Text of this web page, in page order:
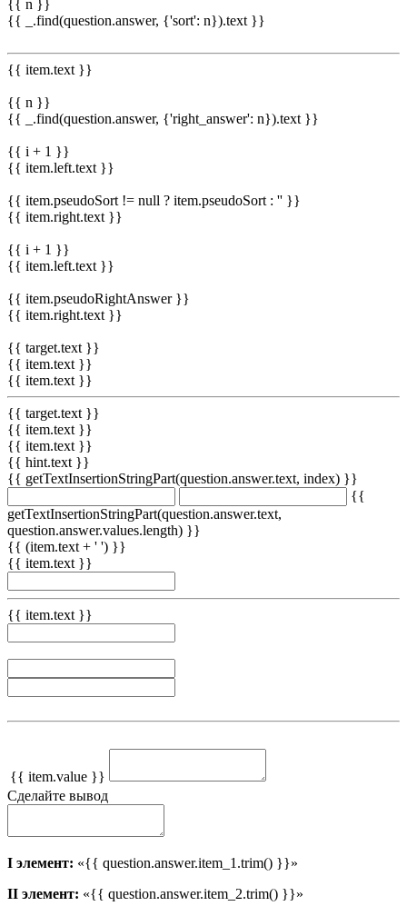
{{ n }}
{{ _.find(question.answer, {'sort': n}).text }}
{{ item.text }}
{{ n }}
{{ _.find(question.answer, {'right_answer': n}).text }}
{{ i + 1 }}
{{ item.left.text }}
{{ item.pseudoSort != null ? item.pseudoSort : '' }}
{{ item.right.text }}
{{ i + 1 }}
{{ item.left.text }}
{{ item.pseudoRightAnswer }}
{{ item.right.text }}
{{ target.text }}
{{ item.text }}
{{ item.text }}
{{ target.text }}
{{ item.text }}
{{ item.text }}
{{ hint.text }}
{{ getTextInsertionStringPart(question.answer.text, index) }}
{{
getTextInsertionStringPart(question.answer.text,
question.answer.values.length) }}
{{ (item.text + ' ') }}
{{ item.text }}
{{ item.text }}
{{ item.value }}
Сделайте вывод
I элемент: «{{ question.answer.item_1.trim() }}»
II элемент: «{{ question.answer.item_2.trim() }}»